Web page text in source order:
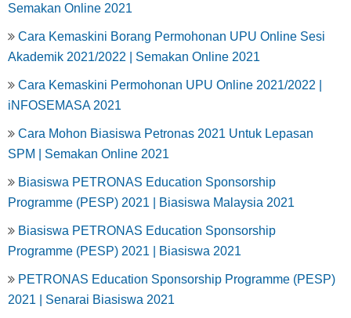
Semakan Online 2021
Cara Kemaskini Borang Permohonan UPU Online Sesi
Akademik 2021/2022 | Semakan Online 2021
Cara Kemaskini Permohonan UPU Online 2021/2022 |
iNFOSEMASA 2021
Cara Mohon Biasiswa Petronas 2021 Untuk Lepasan
SPM | Semakan Online 2021
Biasiswa PETRONAS Education Sponsorship
Programme (PESP) 2021 | Biasiswa Malaysia 2021
Biasiswa PETRONAS Education Sponsorship
Programme (PESP) 2021 | Biasiswa 2021
PETRONAS Education Sponsorship Programme (PESP)
2021 | Senarai Biasiswa 2021